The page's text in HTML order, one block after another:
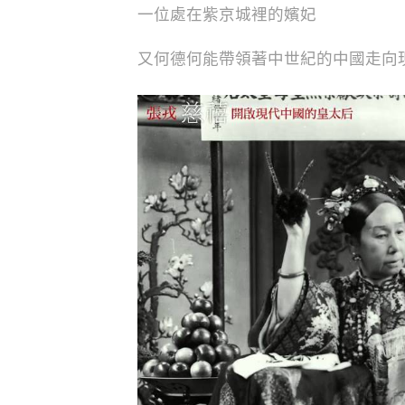
一位處在紫京城裡的嬪妃
又何德何能帶領著中世紀的中國走向